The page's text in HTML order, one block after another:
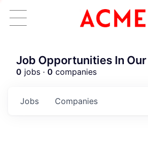
Job Opportunities In
0 jobs · 0 companies
Jobs Companies